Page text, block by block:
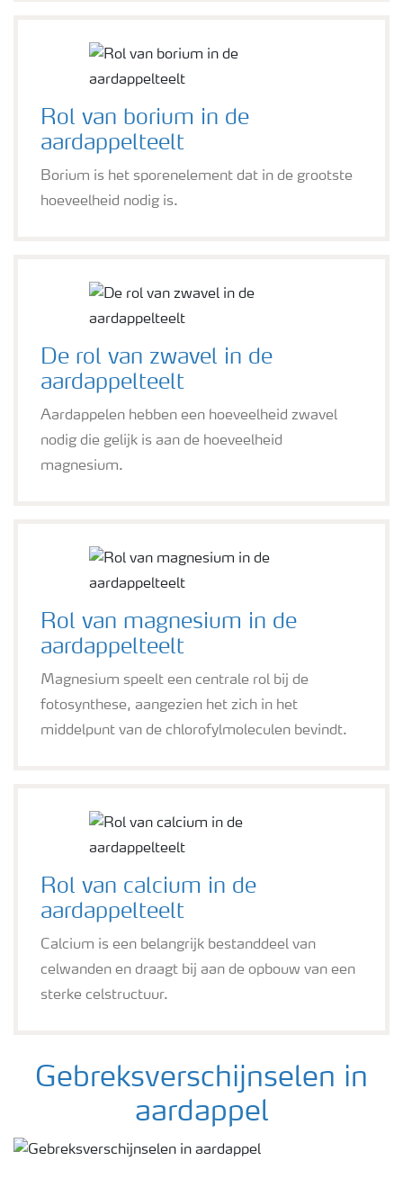
Rol van borium in de
aardappelteelt
Borium is het sporenelement dat in de grootste
hoeveelheid nodig is.
De rol van zwavel in de
aardappelteelt
Aardappelen hebben een hoeveelheid zwavel
nodig die gelijk is aan de hoeveelheid
magnesium.
Rol van magnesium in de
aardappelteelt
Magnesium speelt een centrale rol bij de
fotosynthese, aangezien het zich in het
middelpunt van de chlorofylmoleculen bevindt.
Rol van calcium in de
aardappelteelt
Calcium is een belangrijk bestanddeel van
celwanden en draagt bij aan de opbouw van een
sterke celstructuur.
Gebreksverschijnselen in
aardappel